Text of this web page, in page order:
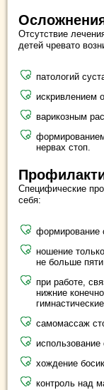
Отсутствие
детей чревато
патологий
искривлением
варикозным
нервах стоп.
Специфические
себя:
формирование
ношение
не больше
при работе,
нижние
самомассаж
использование
хождение
контроль над